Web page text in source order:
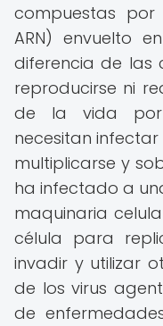
compuestas
ARN) envuelto
diferencia de las
reproducirse ni
de la vida por
necesitan
multiplicarse y
ha infectado a
maquinaria
célula para
invadir y utilizar
de los virus
de